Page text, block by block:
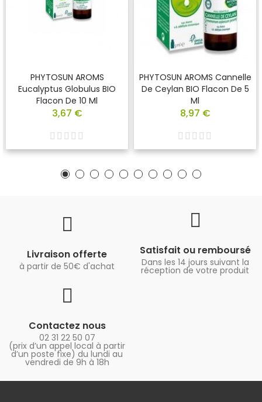
PHYTOSUN AROMS
Eucalyptus Globulus BIO
Flacon De 10 Ml
3,67 €
PHYTOSUN AROMS Cannelle
De Ceylan BIO Flacon De 5
Ml
8,97 €
Livraison offerte
à partir de 50€ d'achat
Satisfait ou remboursé
Dans les 14 jours suivant la
réception de votre produit
Contactez nous
02 31 22 50 07
(prix d’un appel local à partir
d’un poste fixe) du lundi au
vendredi de 9h à 18h